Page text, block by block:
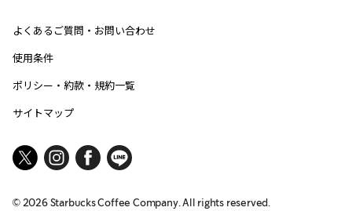
よくあるご質問・お問い合わせ
使用条件
ポリシー・約款・規約一覧
サイトマップ
© 2026Starbucks Coffee Company. All rights reserved.